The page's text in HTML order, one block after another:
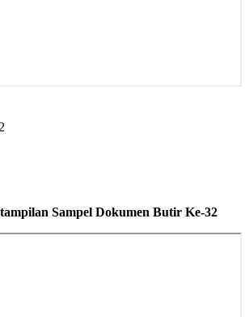
Sampel Dokumen Butir Ke-32